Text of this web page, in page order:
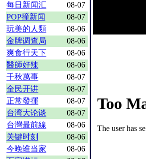
每日新闻汇
08-07
POP撞新闻
08-07
玩美的人類
08-06
金牌调查局
08-06
爽食行天下
08-06
醫師好辣
08-06
千秋萬事
08-07
全民开讲
08-07
正常發揮
08-07
台湾大论谈
08-07
台灣最前線
08-06
关键时刻
08-06
今晚谁当家
08-06